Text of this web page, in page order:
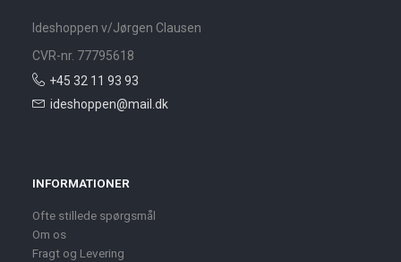
Ideshoppen v/Jørgen Clausen
CVR-nr. 77795618
+45 32 11 93 93
ideshoppen@mail.dk
INFORMATIONER
Ofte stillede spørgsmål
Om os
Fragt og Levering